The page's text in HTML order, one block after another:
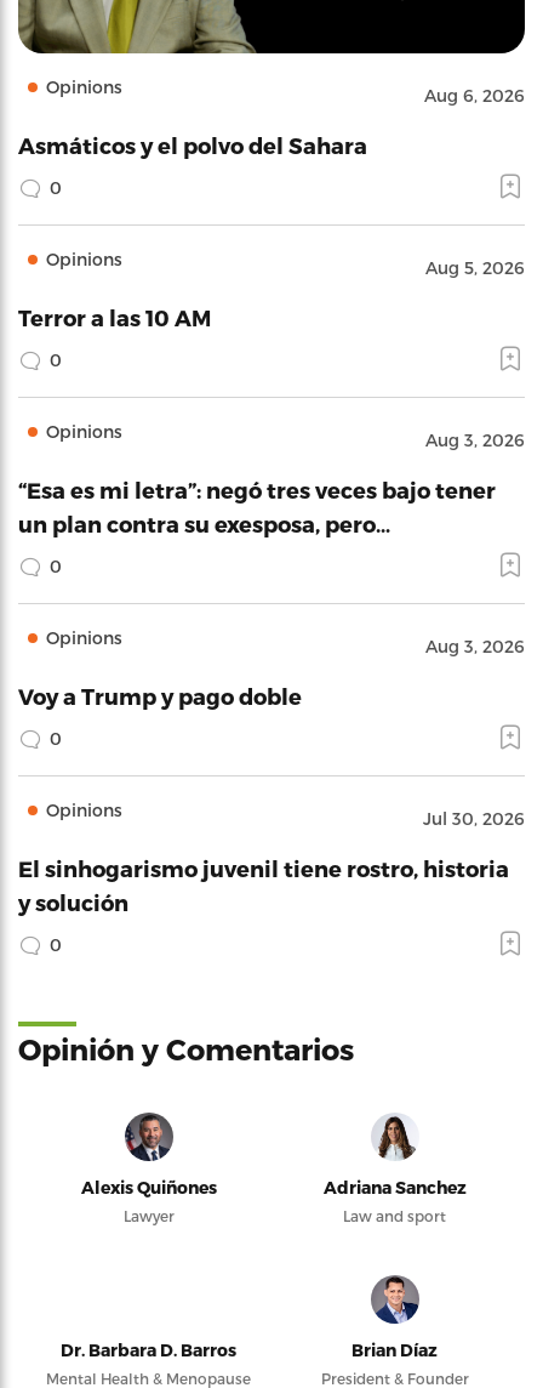
Opinions Aug 6, 2026
Asmáticos y el polvo del Sahara
0
Opinions Aug 5, 2026
Terror a las 10 AM
0
Opinions Aug 3, 2026
“Esa es mi letra”: negó tres veces bajo tener
un plan contra su exesposa, pero…
0
Opinions Aug 3, 2026
Voy a Trump y pago doble
0
Opinions Jul 30, 2026
El sinhogarismo juvenil tiene rostro, historia
y solución
0
Opinión y Comentarios
Alexis Quiñones
Lawyer
Adriana Sanchez
Law and sport
Dr. Barbara D. Barros
Mental Health & Menopause
Brian Díaz
President & Founder